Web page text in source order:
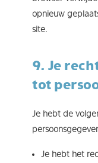
opnieuw
site.
9. Je
tot
Je hebt de
Je hebt het